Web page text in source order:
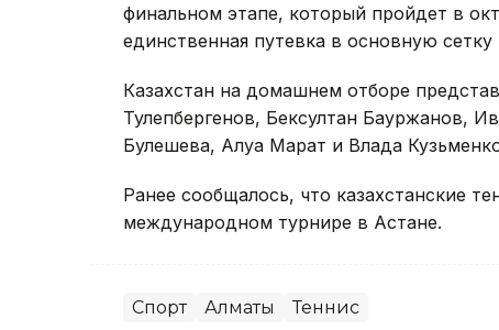
финальном этапе, который пройдет в
единственная путевка в основную
Казахстан на домашнем отборе
Тулепбергенов, Бексултан Бауржанов,
Булешева, Алуа Марат и Влада
Ранее сообщалось, что казахстанские
международном турнире в Астане.
Спорт Алматы Теннис